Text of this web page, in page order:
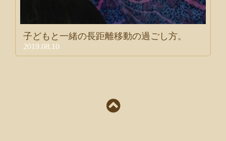
子どもと一緒の長距離移動の過ごし方。
2019.08.10